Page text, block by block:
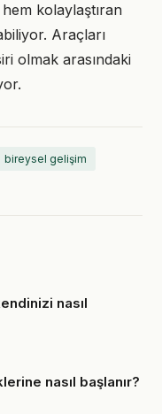
kolaylaştıran
Araçları
olmak arasındaki
bireysel gelişim
nasıl
nasıl başlanır?